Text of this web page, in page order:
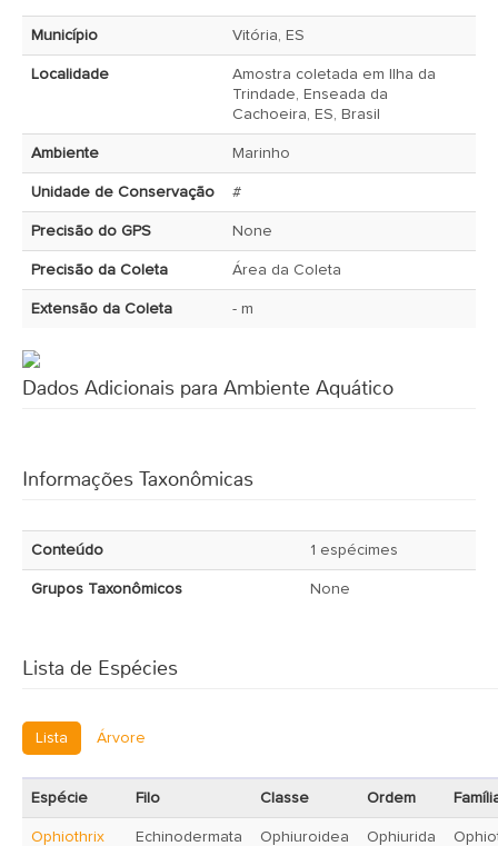
Município Vitória, ES
Localidade
Amostra coletada em Ilha da
Trindade, Enseada da
Cachoeira, ES, Brasil
Ambiente Marinho
Unidade de Conservação #
Precisão do GPS None
Precisão da Coleta Área da Coleta
Extensão da Coleta - m
Dados Adicionais para Ambiente Aquático
Informações Taxonômicas
Conteúdo 1 espécimes
Grupos Taxonômicos None
Lista de Espécies
Lista Árvore
Espécie Filo Classe Ordem
Ophiothrix
Echinodermata Ophiuroidea Ophiurida